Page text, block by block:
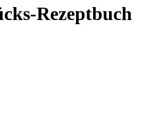
Rezeptbuch